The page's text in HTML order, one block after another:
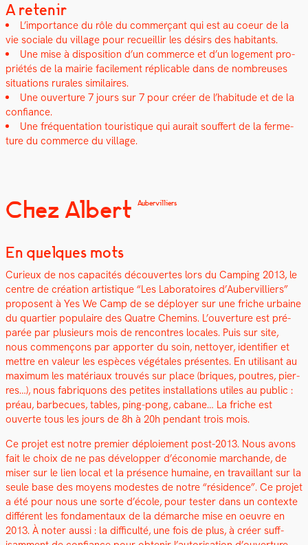
A retenir
L’importance du rôle du com­merçant qui est au coeur de la
vie sociale du vil­lage pour recueil­lir les désirs des habi­tants.
Une mise à dis­po­si­tion d’un com­merce et d’un loge­ment pro­
priétés de la mairie facile­ment réplic­a­ble dans de nom­breuses
sit­u­a­tions rurales sim­i­laires.
Une ouver­ture 7 jours sur 7 pour créer de l’habitude et de la
con­fi­ance.
Une fréquen­ta­tion touris­tique qui aurait souf­fert de la fer­me­
ture du com­merce du vil­lage.
Chez Albert Aubervilliers
En quelques mots
Curieux de nos capac­ités décou­vertes lors du Camp­ing 2013, le
cen­tre de créa­tion artis­tique “Les Lab­o­ra­toires d’Aubervilliers”
pro­posent à Yes We Camp de se déploy­er sur une friche urbaine
du quarti­er pop­u­laire des Qua­tre Chemins. L’ouverture est pré­
parée par plusieurs mois de ren­con­tres locales. Puis sur site,
nous com­mençons par apporter du soin, net­toy­er, iden­ti­fi­er et
met­tre en valeur les espèces végé­tales présentes. En util­isant au
max­i­mum les matéri­aux trou­vés sur place (briques, poutres, pier­
res…), nous fab­riquons des petites instal­la­tions utiles au pub­lic :
préau, bar­be­cues, tables, ping-pong, cabane… La friche est
ouverte tous les jours de 8h à 20h pen­dant trois mois.
Ce pro­jet est notre pre­mier déploiement post-2013. Nous avons
fait le choix de ne pas dévelop­per d’économie marchande, de
miser sur le lien local et la présence humaine, en tra­vail­lant sur la
seule base des moyens mod­estes de notre “rési­dence”. Ce pro­jet
a été pour nous une sorte d’école, pour tester dans un con­texte
dif­férent les fon­da­men­taux de la démarche mise en oeu­vre en
2013. À not­er aus­si : la dif­fi­culté, une fois de plus, à créer suff­